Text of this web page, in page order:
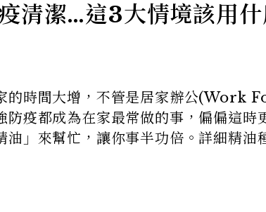
清潔…這3大情境該用
的時間大增，不管是居家辦公(Work
疫都成為在家最常做的事，偏偏這時
」來幫忙，讓你事半功倍。詳細精油